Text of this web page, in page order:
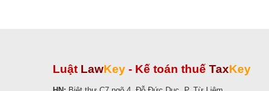
Luật LawKey - Kế toán thuế TaxKey